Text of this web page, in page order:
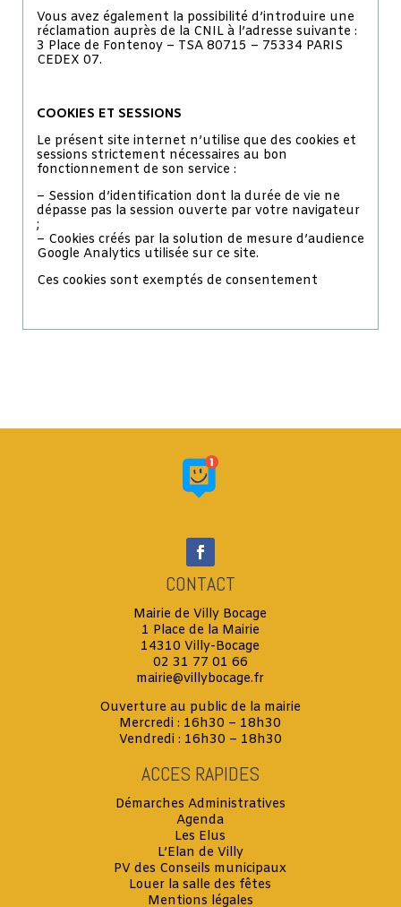
Vous avez également la possibilité d’introduire une
réclamation auprès de la CNIL à l’adresse suivante :
3 Place de Fontenoy – TSA 80715 – 75334 PARIS
CEDEX 07.
COOKIES ET SESSIONS
Le présent site internet n’utilise que des cookies et
sessions strictement nécessaires au bon
fonctionnement de son service :
– Session d’identification dont la durée de vie ne
dépasse pas la session ouverte par votre navigateur
;
– Cookies créés par la solution de mesure d’audience
Google Analytics utilisée sur ce site.
Ces cookies sont exemptés de consentement
CONTACT
Mairie de Villy Bocage
1 Place de la Mairie
14310 Villy-Bocage
02 31 77 01 66
mairie@villybocage.fr
Ouverture au public de la mairie
Mercredi : 16h30 – 18h30
Vendredi : 16h30 – 18h30
ACCES RAPIDES
Démarches Administratives
Agenda
Les Elus
L’Elan de Villy
PV des Conseils municipaux
Louer la salle des fêtes
Mentions légales